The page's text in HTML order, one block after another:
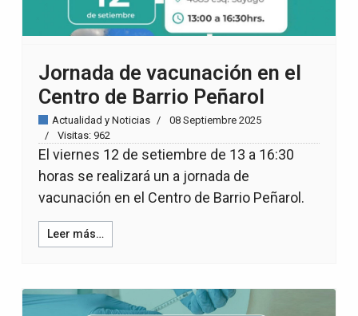
Jornada de vacunación en el
Centro de Barrio Peñarol
Actualidad y Noticias
08 Septiembre 2025
Visitas: 962
El viernes 12 de setiembre de 13 a 16:30
horas se realizará un a jornada de
vacunación en el Centro de Barrio Peñarol.
Leer más…